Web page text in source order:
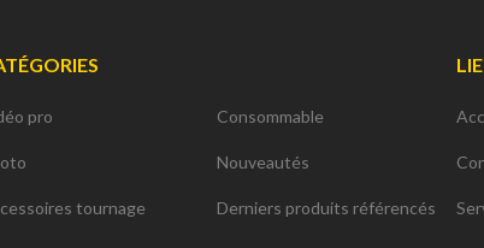
pro
tournage
Consommable
Nouveautés
Derniers produits référencés